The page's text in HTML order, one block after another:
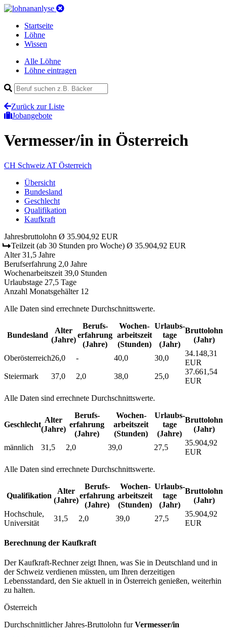
Startseite
Löhne
Wissen
Alle Löhne
Löhne eintragen
Zurück zur Liste
Jobangebote
Vermesser/in in Österreich
CH Schweiz AT Österreich
Übersicht
Bundesland
Geschlecht
Qualifikation
Kaufkraft
Jahresbruttolohn Ø 35.904,92 EUR
Teilzeit (ab 30 Stunden pro Woche) Ø 35.904,92 EUR
Alter 31,5 Jahre
Berufserfahrung 2,0 Jahre
Wochenarbeitszeit 39,0 Stunden
Urlaubstage 27,5 Tage
Anzahl Monatsgehälter 12
Alle Daten sind errechnete Durchschnittswerte.
Bundesland
Alter
(Jahre)
Berufs­
erfahrung
(Jahre)
Wochen­
arbeitszeit
(Stunden)
Urlaubs­
tage
(Jahr)
Bruttolohn
(Jahr)
Oberösterreich26,0 - 40,0 30,0
34.148,31
EUR
Steiermark
37,0 2,0 38,0 25,0
37.661,54
EUR
Alle Daten sind errechnete Durchschnittswerte.
Geschlecht
Alter
(Jahre)
Berufs­
erfahrung
(Jahre)
Wochen­
arbeitszeit
(Stunden)
Urlaubs­
tage
(Jahre)
Bruttolohn
(Jahr)
männlich 31,5 2,0 39,0 27,5
35.904,92
EUR
Alle Daten sind errechnete Durchschnittswerte.
Qualifikation
Alter
(Jahre)
Berufs­
erfahrung
(Jahre)
Wochen­
arbeitszeit
(Stunden)
Urlaubs­
tage
(Jahr)
Bruttolohn
(Jahr)
Hochschule,
Universität
31,5 2,0 39,0 27,5
35.904,92
EUR
Berechnung der Kaufkraft
Der Kaufkraft-Rechner zeigt Ihnen, was Sie in Deutschland und in
der Schweiz verdienen müssten, um Ihren derzeitigen
Lebensstandard, den Sie aktuell in in Österreich genießen, weiterhin
zu halten.
Österreich
Durchschnittlicher Jahres-Bruttolohn furVermesser/in